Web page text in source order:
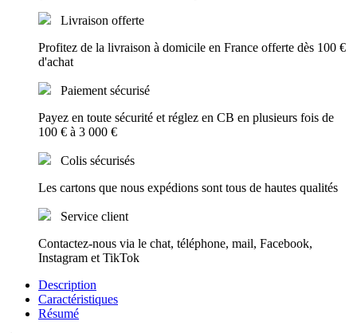
Livraison offerte
Profitez de la livraison à domicile en France offerte dès 100 €
d'achat
Paiement sécurisé
Payez en toute sécurité et réglez en CB en plusieurs fois de
100 € à 3 000 €
Colis sécurisés
Les cartons que nous expédions sont tous de hautes qualités
Service client
Contactez-nous via le chat, téléphone, mail, Facebook,
Instagram et TikTok
Description
Caractéristiques
Résumé